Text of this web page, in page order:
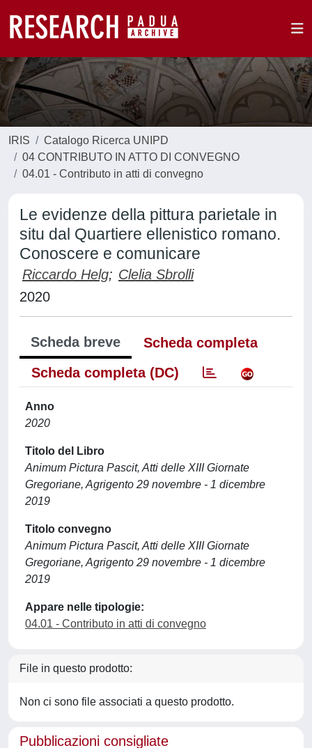
IRIS
Catalogo Ricerca UNIPD
04 CONTRIBUTO IN ATTO DI CONVEGNO
04.01 - Contributo in atti di convegno
Le evidenze della pittura parietale in
situ dal Quartiere ellenistico romano.
Conoscere e comunicare
Riccardo Helg; Clelia Sbrolli
2020
Scheda breve
Scheda completa
Scheda completa (DC)
Anno
2020
Titolo del Libro
Animum Pictura Pascit, Atti delle XIII Giornate
Gregoriane, Agrigento 29 novembre - 1 dicembre
2019
Titolo convegno
Animum Pictura Pascit, Atti delle XIII Giornate
Gregoriane, Agrigento 29 novembre - 1 dicembre
2019
Appare nelle tipologie:
04.01 - Contributo in atti di convegno
File in questo prodotto:
Non ci sono file associati a questo prodotto.
Pubblicazioni consigliate